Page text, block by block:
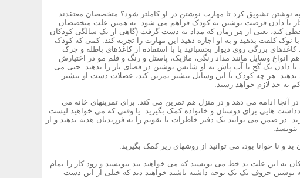
تشویق کرد تا مهارت نوشتن در او کاملتر شود؟ متخصصان معتقدند
با دادن فرصت نوشتن به کودک فراهم می شود. به همین علت متخصصان
کند، یعنی از هر زمان که مداد به دست گرفت (گاهی از یک سالگی کودکان
نوک کلفت بدهید و به او اجازه دهید این مهارت را تجربه کند. کمی که کودک
بزرگی روی دیوار بچسبانید یا با استفاده از کاغذهای باطله و چرک
وسایل مانند مداد رنگی، ماژیک، پاستل و رنگ و قلم مو در اختیارش
با دادن یک گچ یا آب پاش به او شانس نوشتن در فضای باز را بدهید. حتی می
بدهید. هر چه کودک با این وسایل بیشتر تمرین کند، عضلات دست او بیشتر
به حد لازم خواهد رسید.
ادامه می دهد و در منزل هم تمرین می کند. برای تمرینهای خانه می
هایی برای دوستان و خانواده کمک بگیرید. یا وقتی که می خواهید لیست
در ضمن می توانید یک دفتر خاطرات یا تقویم را به فرزندتان هدیه بدهید و از
بنویسد.
و نا خوانا بود، می توانید از روشهای زیر کمک بگیرید:
به این علت بد خط می نویسند که می خواهند تند بنویسند و زود کار را تمام
به نوشتن حروف تک تک توجه داشته باشند خواهید دید که خیلی از این دست